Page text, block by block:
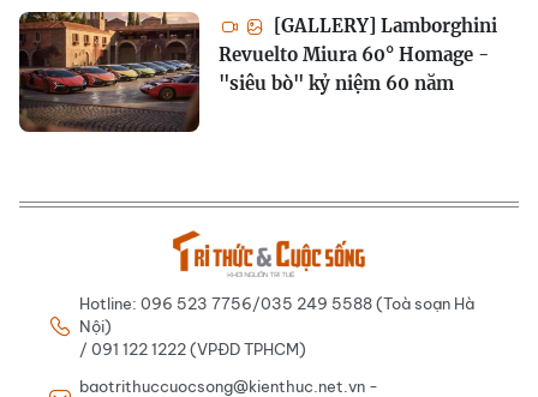
[GALLERY] Lamborghini
Revuelto Miura 60° Homage -
"siêu bò" kỷ niệm 60 năm
Hotline: 096 523 7756/035 249 5588 (Toà soạn Hà
Nội)
/ 091 122 1222 (VPĐD TPHCM)
baotrithuccuocsong@kienthuc.net.vn -